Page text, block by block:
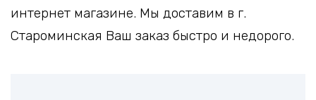
интернет магазине. Мы доставим в г.
Староминская Ваш заказ быстро и недорого.